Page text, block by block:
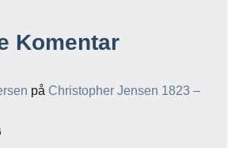
Komentar
på Christopher Jensen 1823 –